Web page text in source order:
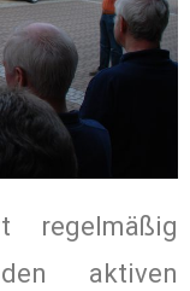
regelmäßig
aktiven